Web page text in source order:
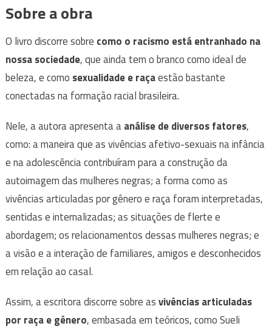
Sobre a obra
O livro discorre sobre como o racismo está entranhado na
nossa sociedade, que ainda tem o branco como ideal de
beleza, e como sexualidade e raçaestão bastante
conectadas na formação racial brasileira.
Nele, a autora apresenta aanálise de diversos fatores,
como: a maneira que as vivências afetivo-sexuais na infância
e na adolescência contribuíram para a construção da
autoimagem das mulheres negras; a forma como as
vivências articuladas por gênero e raça foram interpretadas,
sentidas e internalizadas; as situações de flerte e
abordagem; os relacionamentos dessas mulheres negras; e
a visão e a interação de familiares, amigos e desconhecidos
em relação ao casal.
Assim, a escritora discorre sobre asvivências articuladas
por raça e gênero, embasada em teóricos, como Sueli